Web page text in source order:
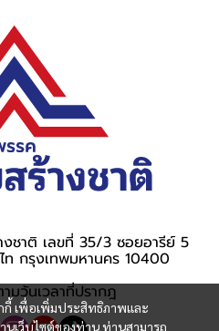
กี้ เพื่อเพิ่มประสิทธิภาพและ
เว็บไซต์ของท่าน ท่านสามารถ
ชาติ เลขที่ 35/3 ซอยอารีย์ 5
กรุงเทพมหานคร 10400
มวันเวลาที่ปรากฎ